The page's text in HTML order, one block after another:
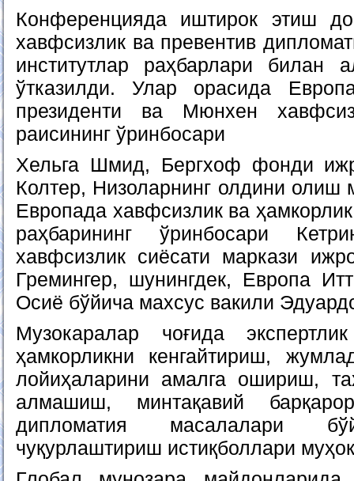
Конференцияда иштирок этиш
хавфсизлик ва превентив
институтлар раҳбарлари билан
ўтказилди. Улар орасида
президенти ва Мюнхен
раисининг ўринбосари
Хельга Шмид, Бергхоф фонди
Колтер, Низоларнинг олдини олиш
Европада хавфсизлик ва
раҳбарининг ўринбосари
хавфсизлик сиёсати маркази
Гремингер, шунингдек, Европа
Осиё бўйича махсус вакили
Музокаралар чоғида
ҳамкорликни кенгайтириш,
лойиҳаларини амалга ошириш,
алмашиш, минтақавий
дипломатия масалалари
чуқурлаштириш истиқболлари